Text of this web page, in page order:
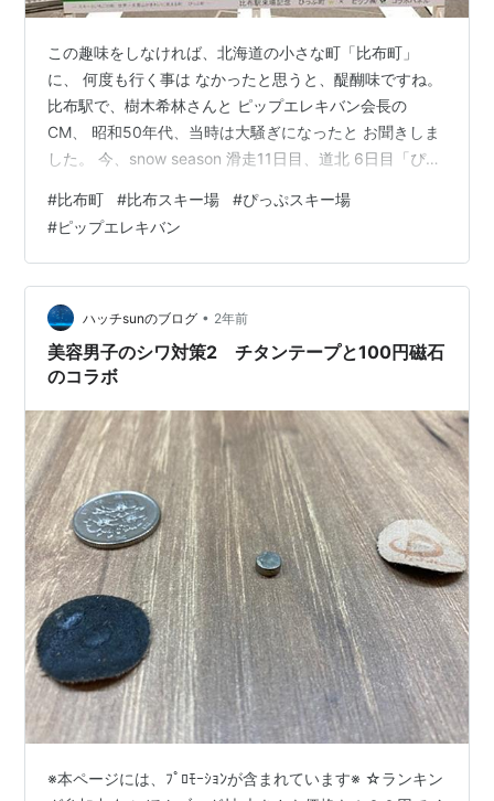
この趣味をしなければ、北海道の小さな町「比布町」
に、 何度も行く事は なかったと思うと、醍醐味ですね。
比布駅で、樹木希林さんと ピップエレキバン会長の
CM、 昭和50年代、当時は大騒ぎになったと お聞きしま
した。 今、snow season 滑走11日目、道北 6日目「ぴっ
空いてますし、 待ったり並んで、気が焦ることがないス
キー場です。 この日は雪がやんで快晴に！気温も上がり
「プラス」！ しかし、雪質は良い感じ。 リフトは老朽化
で廃止され、かつてより半減、 今はペアリフトが2本3線
ですが、滑るところはたくさん。 未圧雪の、パウダーゾ
ーンも…
#比布町 #比布スキー場 #ぴっぷスキー場
#ピップエレキバン
ハッチsunのブログ • 2年前
美容男子のシワ対策2 チタンテープと100円磁石
のコラボ
※本ページには、ﾌﾟﾛﾓｰｼｮﾝが含まれています※ ☆ランキン